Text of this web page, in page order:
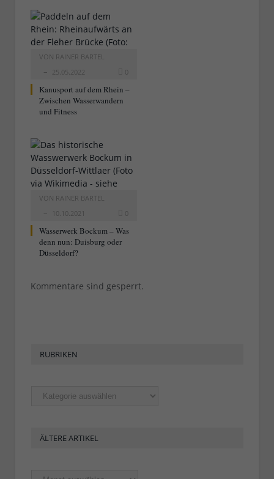
VON RAINER BARTEL
25.05.2022
0
Kanusport auf dem Rhein –
Zwischen Wasserwandern
und Fitness
VON RAINER BARTEL
10.10.2021
0
Wasserwerk Bockum – Was
denn nun: Duisburg oder
Düsseldorf?
Kommentare sind gesperrt.
RUBRIKEN
Rubriken
ÄLTERE ARTIKEL
Ältere